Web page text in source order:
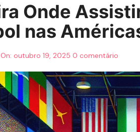
Onde
nas
On: outubro 19, 2025 0 comentário